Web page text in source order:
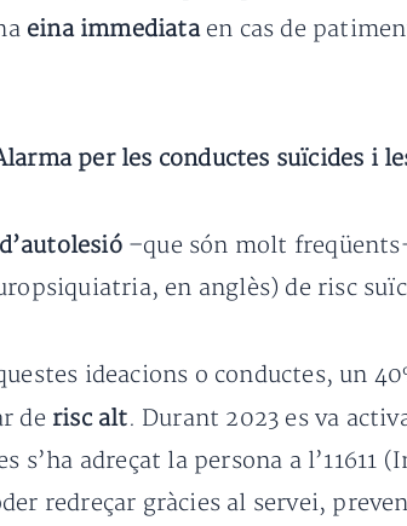
eina immediataen cas de
per les conductes suïcides i
–que són molt
en anglès) de risc
ideacions o conductes, un
de risc alt. Durant 2023 es va
s’ha adreçat la persona a
redreçar gràcies al servei,